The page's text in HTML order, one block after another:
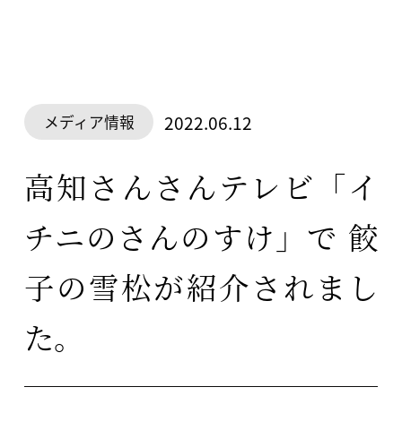
メディア情報 2022.06.12
高知さんさんテレビ「イ
チニのさんのすけ」で 餃
子の雪松が紹介されまし
た。